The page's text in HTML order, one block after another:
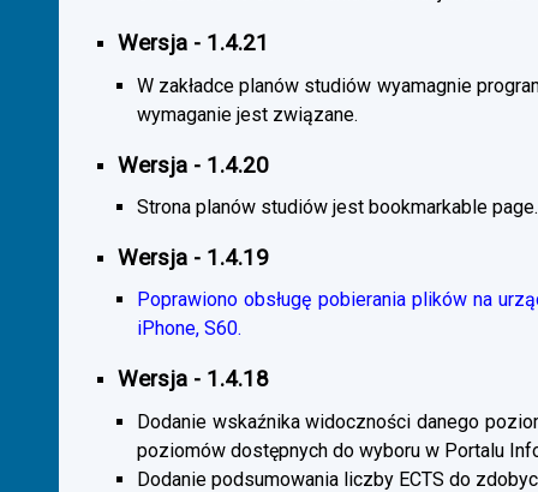
Wersja - 1.4.21
W zakładce planów studiów wyamagnie
wymaganie jest związane.
Wersja - 1.4.20
Strona planów studiów jest bookmarkable page.
Wersja - 1.4.19
Poprawiono obsługę pobierania plików na
iPhone, S60.
Wersja - 1.4.18
Dodanie wskaźnika widoczności danego
poziomów dostępnych do wyboru w Portalu
Dodanie podsumowania liczby ECTS do